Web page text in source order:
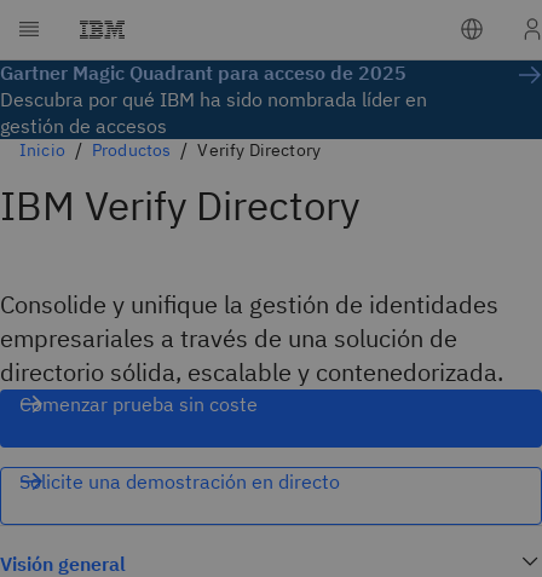
Gartner Magic Quadrant para acceso de 2025
Descubra por qué IBM ha sido nombrada líder en
gestión de accesos
Inicio Productos Verify Directory
IBM Verify Directory
Consolide y unifique la gestión de identidades
empresariales a través de una solución de
directorio sólida, escalable y contenedorizada.
Comenzar prueba sin coste
Solicite una demostración en directo
Visión general